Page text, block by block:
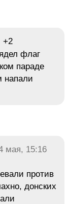
+2
флаг
параде
напали
мая, 15:16
против
донских